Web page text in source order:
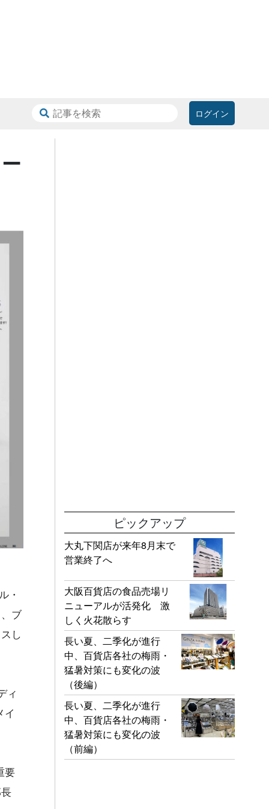
ログイン
・
ブ
し
ィ
イ
要
ピックアップ
大丸下関店が来年8月末で
営業終了へ
大阪百貨店の食品売場リ
ニューアルが活発化 激
しく火花散らす
長い夏、二季化が進行
中、百貨店各社の梅雨・
猛暑対策にも変化の波
（後編）
長い夏、二季化が進行
中、百貨店各社の梅雨・
猛暑対策にも変化の波
（前編）